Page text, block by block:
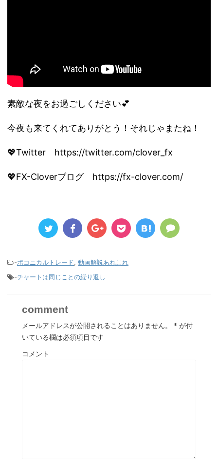
素敵な夜をお過ごしください💕
今夜も来てくれてありがとう！それじゃまたね！
💖Twitter https://twitter.com/clover_fx
💖FX-Cloverブログ https://fx-clover.com/
-ポコニカルトレード, 動画解説あれこれ
-チャートは同じことの繰り返し
comment
メールアドレスが公開されることはありません。 * が付
いている欄は必須項目です
コメント